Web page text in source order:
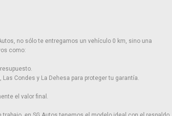
no sólo te entregamos un vehículo 0 km, sino una
como:
Condes y La Dehesa para proteger tu garantía.
el valor final.